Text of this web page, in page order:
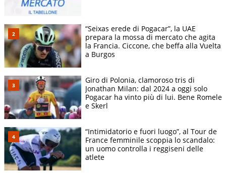
“Seixas erede di Pogacar”, la UAE
prepara la mossa di mercato che agita
la Francia. Ciccone, che beffa alla Vuelta
a Burgos
Giro di Polonia, clamoroso tris di
Jonathan Milan: dal 2024 a oggi solo
Pogacar ha vinto più di lui. Bene Romele
e Skerl
“Intimidatorio e fuori luogo”, al Tour de
France femminile scoppia lo scandalo:
un uomo controlla i reggiseni delle
atlete